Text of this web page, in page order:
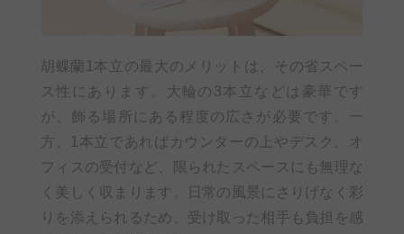
胡蝶蘭1本立の最大のメリットは、その省スペー
ス性にあります。大輪の3本立などは豪華です
が、飾る場所にある程度の広さが必要です。一
方、1本立であればカウンターの上やデスク、オ
フィスの受付など、限られたスペースにも無理な
く美しく収まります。日常の風景にさりげなく彩
りを添えられるため、受け取った相手も負担を感